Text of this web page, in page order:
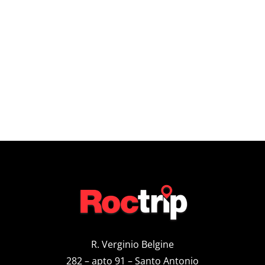
R. Verginio Belgine
282 – apto 91 – Santo Antonio